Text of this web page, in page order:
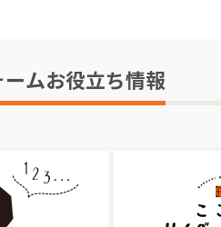
ムお役立ち情報